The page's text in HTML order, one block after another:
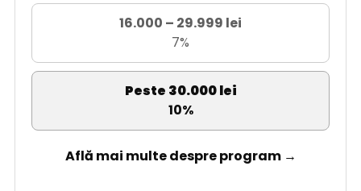
16.000 – 29.999 lei
7%
Peste 30.000 lei
10%
Află mai multe despre program →